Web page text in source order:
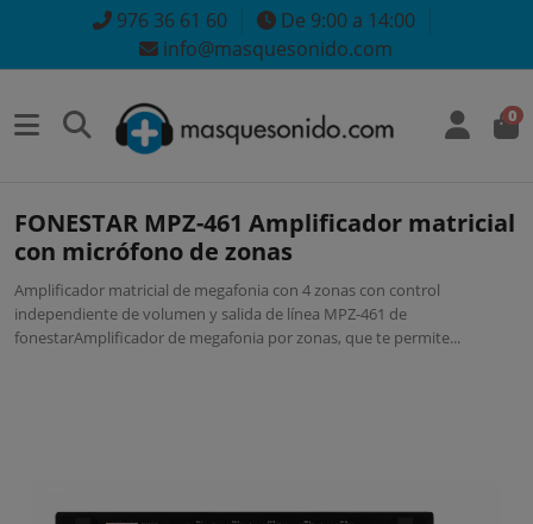
976 36 61 60
De 9:00 a 14:00
info@masquesonido.com
0
FONESTAR MPZ-461 Amplificador matricial
con micrófono de zonas
Amplificador matricial de megafonia con 4 zonas con control
independiente de volumen y salida de línea MPZ-461 de
fonestarAmplificador de megafonia por zonas, que te permite...